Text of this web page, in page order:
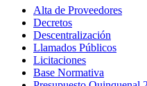
Alta de Proveedores
Decretos
Descentralización
Llamados Públicos
Licitaciones
Base Normativa